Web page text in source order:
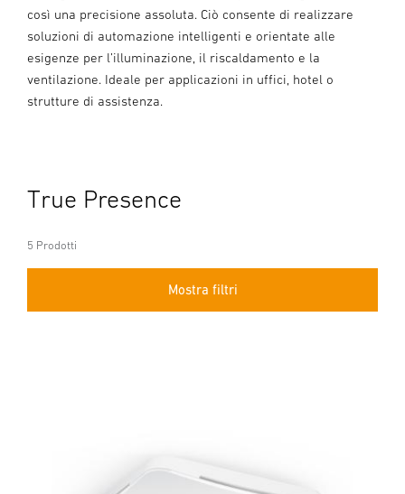
così una precisione assoluta. Ciò consente di realizzare
soluzioni di automazione intelligenti e orientate alle
esigenze per l’illuminazione, il riscaldamento e la
ventilazione. Ideale per applicazioni in uffici, hotel o
strutture di assistenza.
True Presence
5 Prodotti
Mostra filtri